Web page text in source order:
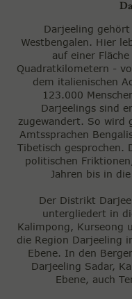
Darjeeling
Westbengalen. Hier
auf einer
Quadratkilometern -
dem italienischen
123.000
Darjeelings sind
zugewandert. So wird
Amtssprachen
Tibetisch gesprochen.
politischen
Jahren bis in
Der Distrikt
untergliedert in
Kalimpong, Kurseong
die Region Darjeeling
Ebene. In den
Darjeeling Sadar,
Ebene, auch